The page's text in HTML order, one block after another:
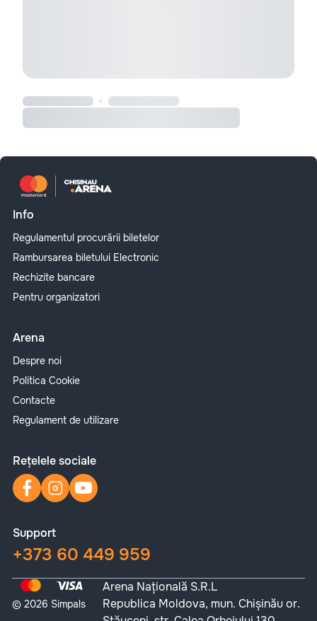
Info
Regulamentul procurării biletelor
Rambursarea biletului Electronic
Rechizite bancare
Pentru organizatori
Arena
Despre noi
Politica Cookie
Contacte
Regulament de utilizare
Rețelele sociale
Support
+373 60 449 959
Arena Națională S.R.L
Republica Moldova, mun. Chișinău or.
© 2026 Simpals